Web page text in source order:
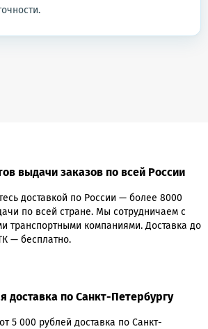
выдачи заказов по всей России
доставкой по России — более 8000
по всей стране. Мы сотрудничаем с
транспортными компаниями. Доставка до
— бесплатно.
доставка по Санкт-Петербургу
5 000 рублей доставка по Санкт-